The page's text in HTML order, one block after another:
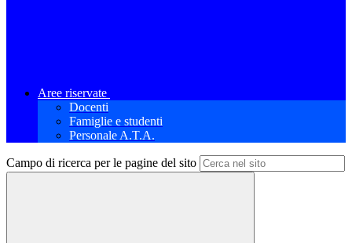
Aree riservate
Docenti
Famiglie e studenti
Personale A.T.A.
Campo di ricerca per le pagine del sito